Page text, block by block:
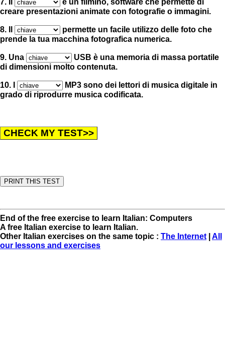
creare presentazioni animate con fotografie o immagini.
8. Il
permette un facile utilizzo delle foto che
prende la tua macchina fotografica numerica.
9. Una
USB è una memoria di massa portatile
di dimensioni molto contenuta.
10. I
MP3 sono dei lettori di musica digitale in
grado di riprodurre musica codificata.
End of the free exercise to learn Italian: Computers
A free Italian exercise to learn Italian.
Other Italian exercises on the same topic : The Internet
All
our lessons and exercises